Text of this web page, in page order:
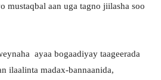
mustaqbal aan uga tagno jiilasha soo
ayaa bogaadiyay taageerada
ilaalinta madax-bannaanida,